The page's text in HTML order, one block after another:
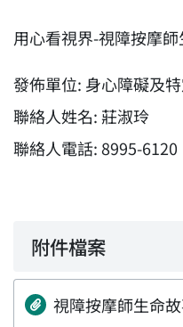
用心看視界-視障按摩
發佈單位: 身心障礙及
聯絡人姓名: 莊淑玲
聯絡人電話: 8995-6120
附件檔案
視障按摩師生命